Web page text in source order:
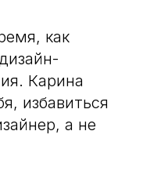
как
Карина
избавиться
а не